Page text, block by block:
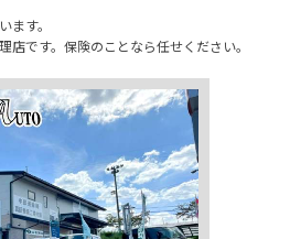
す。
です。保険のことなら任せください。